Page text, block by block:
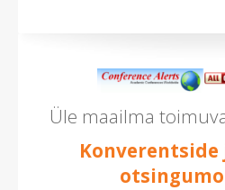
Üle maailma
Konverentside